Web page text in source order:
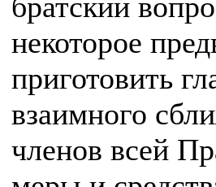
некоторое
приготовить
взаимного
членов всей